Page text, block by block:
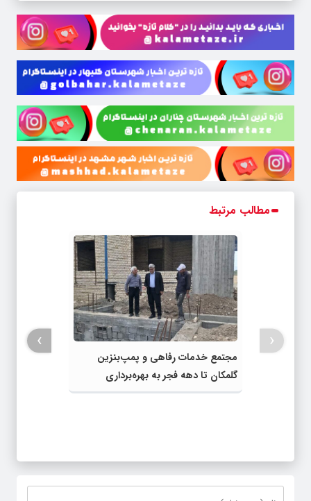
مطالب مرتبط
مجتمع خدمات رفاهی و پمپ‌بنزین
گلمکان تا دهه فجر به بهره‌برداری
می‌رسد
‹
›